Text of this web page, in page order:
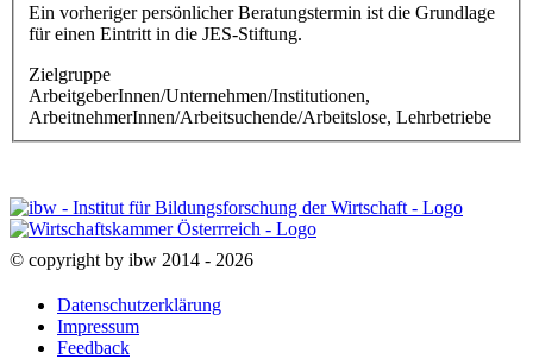
Ein vorheriger persönlicher Beratungstermin ist die Grundlage
für einen Eintritt in die JES-Stiftung.
Zielgruppe
ArbeitgeberInnen/Unternehmen/Institutionen,
ArbeitnehmerInnen/Arbeitsuchende/Arbeitslose, Lehrbetriebe
© copyright by ibw 2014 - 2026
Datenschutzerklärung
Impressum
Feedback